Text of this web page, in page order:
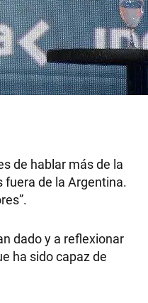
de hablar más de la
fuera de la Argentina.
dado y a reflexionar
ha sido capaz de